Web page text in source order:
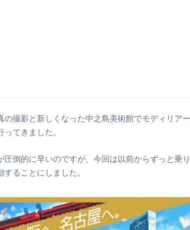
の撮影と新しくなった中之島美術館でモディリア
てきました。
圧倒的に早いのですが、今回は以前からずっと乗
ることにしました。